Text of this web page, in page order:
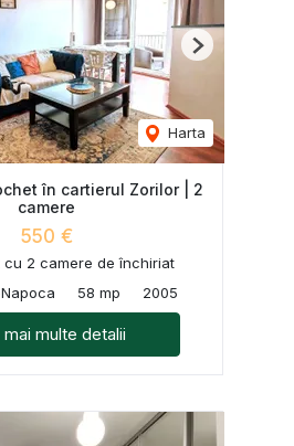
Harta
Next
în cartierul Zorilor | 2
camere
550 €
cu 2 camere de închiriat
58 mp 2005
mai multe detalii